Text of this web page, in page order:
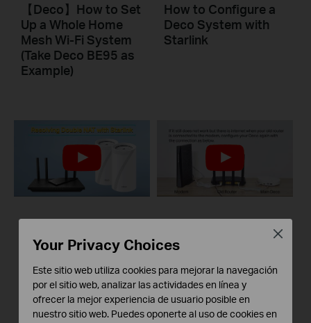
【Deco】How to Set
Up a Whole Home
Mesh Wi-Fi System
(Take Deco BE95 as
Example)
How to Configure a
Deco System with
Starlink
Double NAT using
What to do if I fail to
configure the main
on “Testing Internet
Connection”?
Your Privacy Choices
Este sitio web utiliza cookies para mejorar la navegación
por el sitio web, analizar las actividades en línea y
ofrecer la mejor experiencia de usuario posible en
nuestro sitio web. Puedes oponerte al uso de cookies en
Close